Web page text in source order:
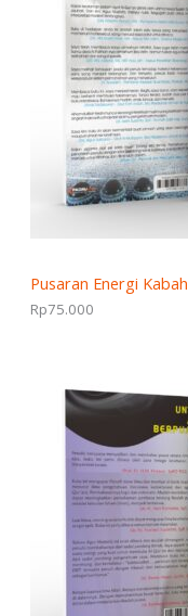
Pusaran Energi Kabah
Rp75.000